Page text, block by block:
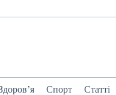
Спорт Статті